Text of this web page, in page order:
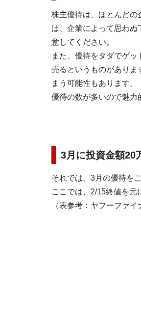
株主優待は、ほとんどの
は、企業によって思わ
意してください。
また、優待をタダでゲ
売るというものがありま
まう可能性もあります。
優待の数が多いので魅力
3月に投資金額20
それでは、3月の優待を
ここでは、2/15終値を元
（表参考：ヤフーファイ